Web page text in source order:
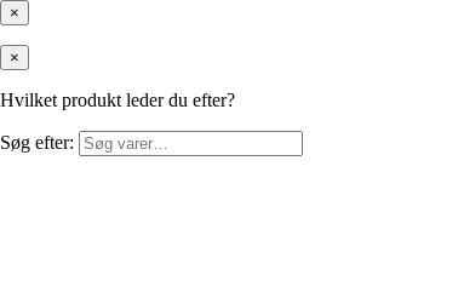
×
×
Hvilket produkt leder du efter?
Søg efter: